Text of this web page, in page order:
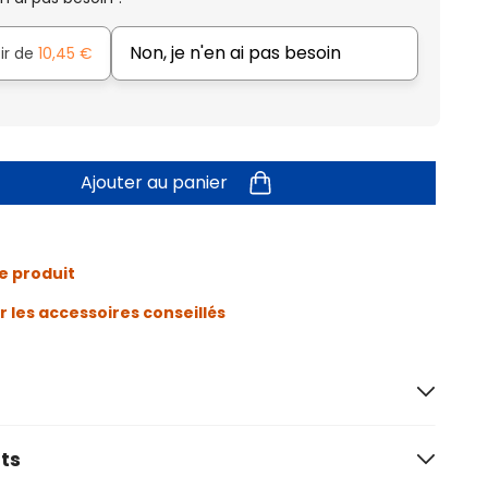
de 10,45 € Non, je n'en ai pas besoin
Ajouter au panier
produit
les accessoires conseillés